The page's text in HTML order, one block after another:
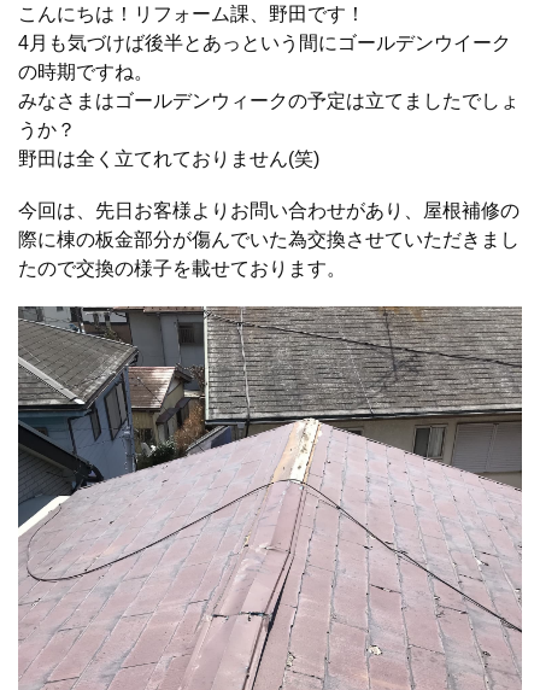
こんにちは！リフォーム課、野田です！
4月も気づけば後半とあっという間にゴールデンウイーク
の時期ですね。
みなさまはゴールデンウィークの予定は立てましたでしょ
うか？
野田は全く立てれておりません(笑)
今回は、先日お客様よりお問い合わせがあり、屋根補修の
際に棟の板金部分が傷んでいた為交換させていただきまし
たので交換の様子を載せております。